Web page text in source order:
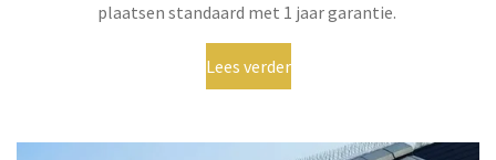
plaatsen standaard met 1 jaar garantie.
Lees verder